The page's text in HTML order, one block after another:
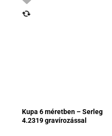
Kupa 6 méretben – Serleg
4.2319 gravírozással